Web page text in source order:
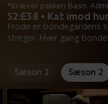
S2:E38 • Kat imod
Frode er bondegårdens
streger. Hver gang
*Kræver pakken Basis.
Sæson 1 Sæson 2